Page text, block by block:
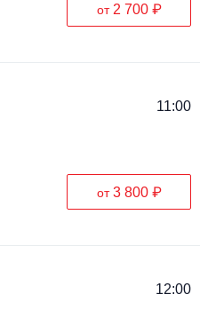
от 2 700 ₽
11:00
от3 800 ₽
12:00